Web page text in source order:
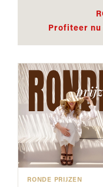
Profiteer nu
RONDE PRIJZEN